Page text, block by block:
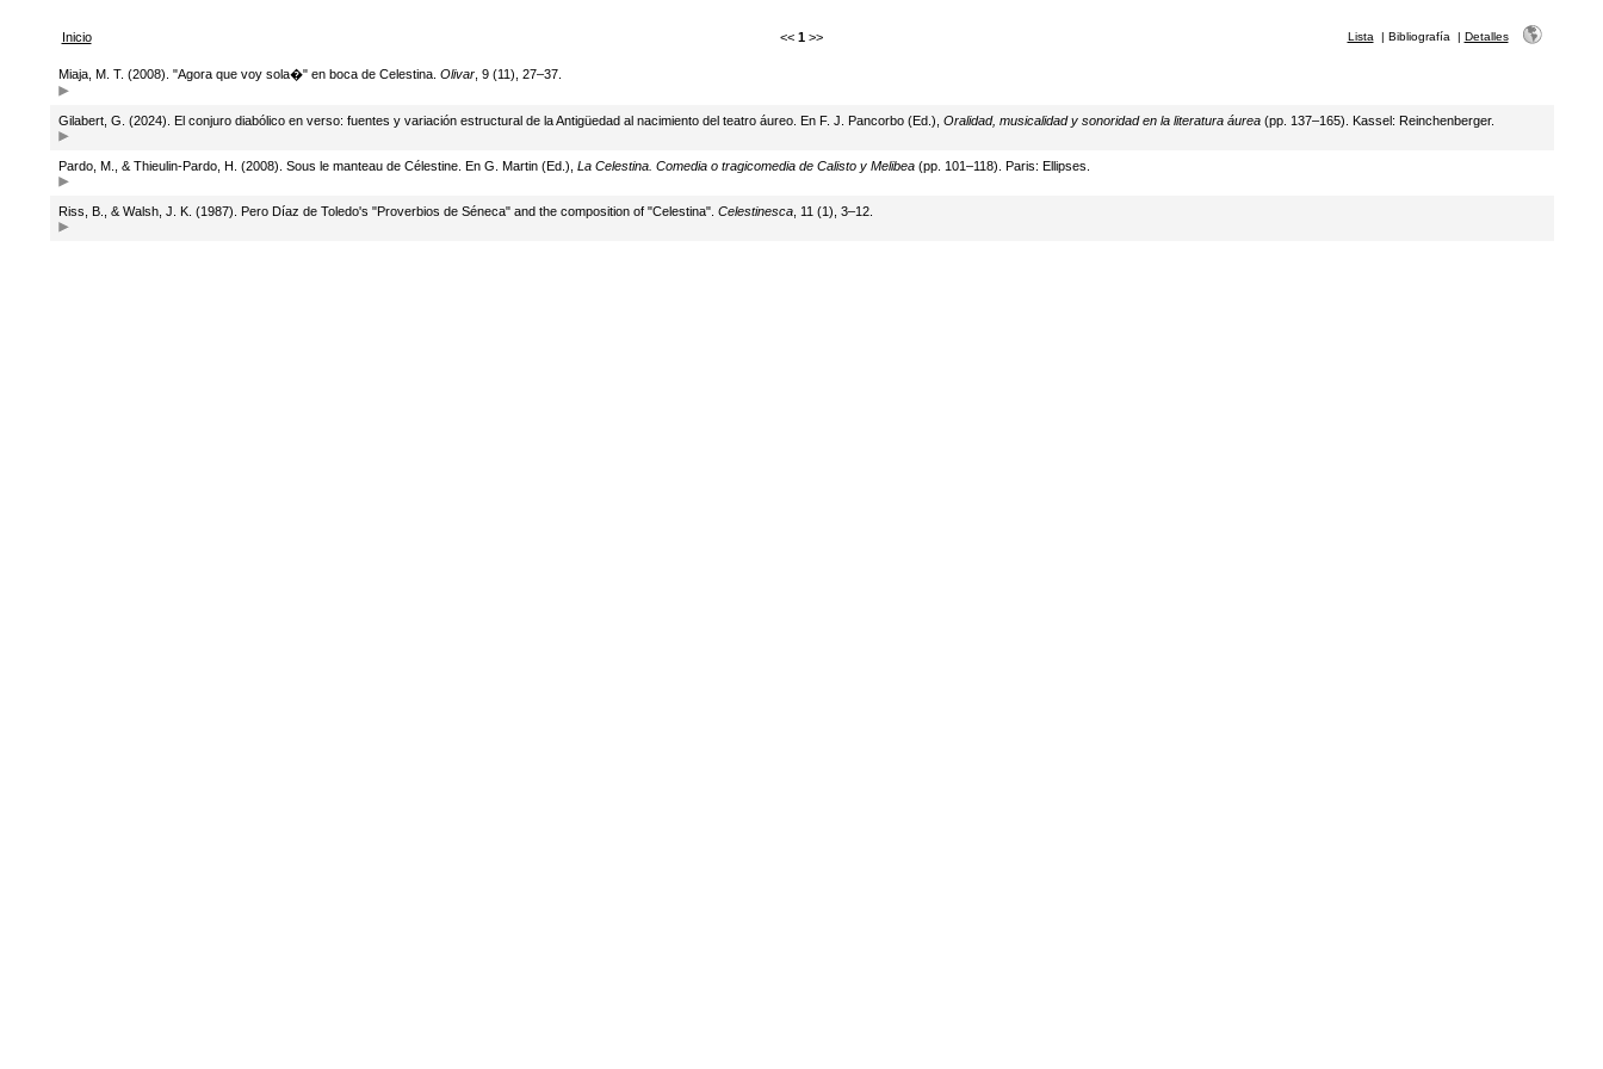
Inicio << 1 >> Lista | Bibliografía | Detalles
Miaja, M. T. (2008). "Agora que voy sola�" en boca de Celestina. Olivar, 9 (11), 27–37.
Gilabert, G. (2024). El conjuro diabólico en verso: fuentes y variación estructural de la Antigüedad al nacimiento del teatro áureo. En F. J. Pancorbo (Ed.), Oralidad, musicalidad y sonoridad en la literatura áurea(pp. 137–165). Kassel: Reinchenberger.
Pardo, M., & Thieulin-Pardo, H. (2008). Sous le manteau de Célestine. En G. Martin (Ed.), La Celestina. Comedia o tragicomedia de Calisto y Melibea(pp. 101–118). Paris: Ellipses.
Riss, B., & Walsh, J. K. (1987). Pero Díaz de Toledo's "Proverbios de Séneca" and the composition of "Celestina". Celestinesca, 11 (1), 3–12.